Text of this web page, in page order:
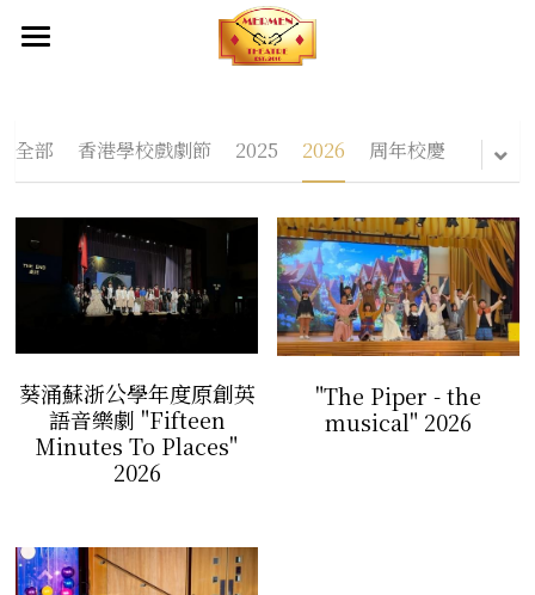
關於我們
成立目標
產品服務
創作團隊及夥伴
出品
出品
劇本庫
影片
幕後制作
服裝設計
化妝造型設計
舞台設計
音響設計及器材租借
傳媒報導
聯絡我們
全部 香港學校戲劇節 2025 2026 周年校慶
葵涌蘇浙公學年度原創英
語音樂劇 "Fifteen
Minutes To Places"
2026
"The Piper - the
musical" 2026